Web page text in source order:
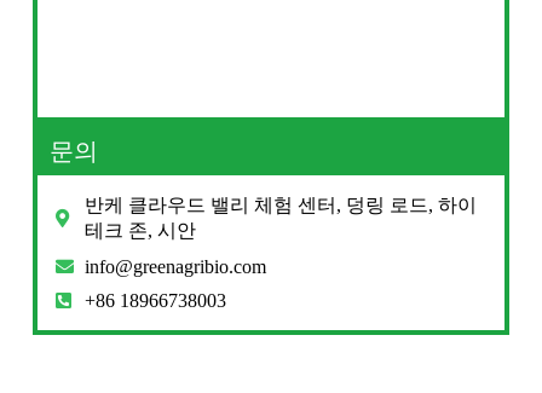
문의
반케 클라우드 밸리 체험 센터, 덩링 로드, 하이
테크 존, 시안
info@greenagribio.com
+86 18966738003